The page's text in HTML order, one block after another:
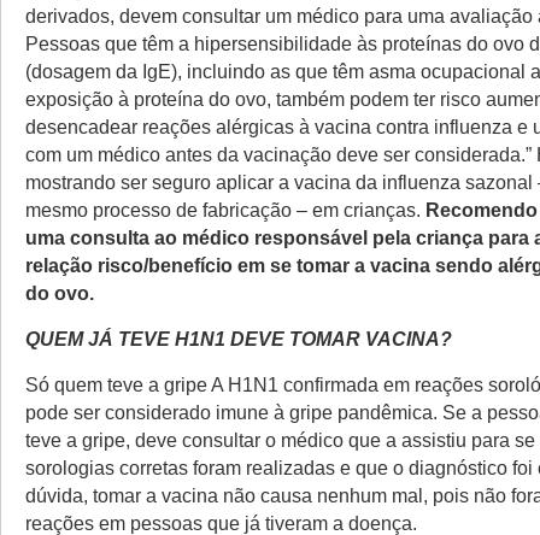
derivados, devem consultar um médico para uma avaliação
Pessoas que têm a hipersensibilidade às proteínas do ovo
(dosagem da IgE), incluindo as que têm asma ocupacional
exposição à proteína do ovo, também podem ter risco
desencadear reações alérgicas à vacina contra influenza e
com um médico antes da vacinação deve ser
mostrando ser seguro aplicar a vacina da influenza sazonal
mesmo processo de fabricação – em crianças.
uma consulta ao médico responsável pela criança para
relação risco/benefício em se tomar a vacina sendo
do ovo.
QUEM JÁ TEVE H1N1 DEVE TOMAR VACINA?
Só quem teve a gripe A H1N1 confirmada em reações
pode ser considerado imune à gripe pandêmica. Se a
teve a gripe, deve consultar o médico que a assistiu para
sorologias corretas foram realizadas e que o diagnóstico foi
dúvida, tomar a vacina não causa nenhum mal, pois não
reações em pessoas que já tiveram a doença.